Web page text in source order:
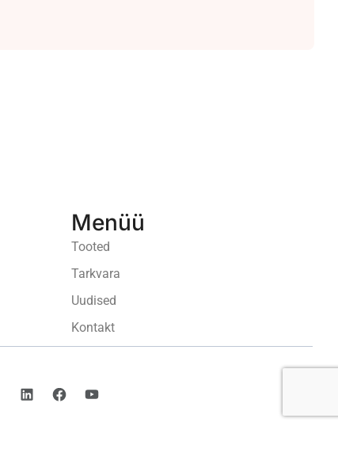
Menüü
Tooted
Tarkvara
Uudised
Kontakt